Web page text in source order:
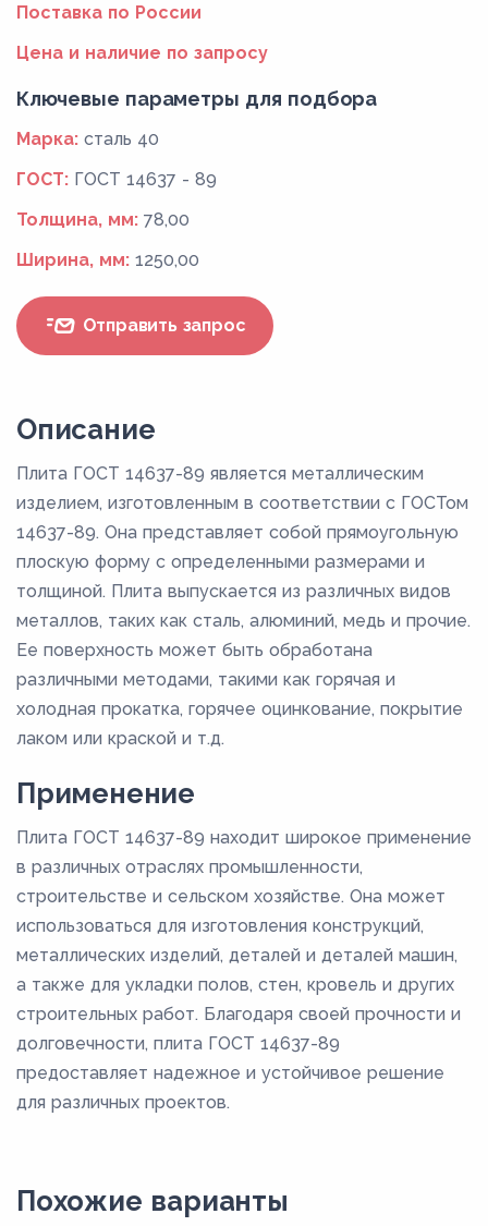
Поставка по России
Цена и наличие по запросу
Ключевые параметры для подбора
Марка: сталь 40
ГОСТ: ГОСТ 14637 - 89
Толщина, мм: 78,00
Ширина, мм: 1250,00
Отправить запрос
Описание
Плита ГОСТ 14637-89 является металлическим
изделием, изготовленным в соответствии с ГОСТом
14637-89. Она представляет собой прямоугольную
плоскую форму с определенными размерами и
толщиной. Плита выпускается из различных видов
металлов, таких как сталь, алюминий, медь и прочие.
Ее поверхность может быть обработана
различными методами, такими как горячая и
холодная прокатка, горячее оцинкование, покрытие
лаком или краской и т.д.
Применение
Плита ГОСТ 14637-89 находит широкое применение
в различных отраслях промышленности,
строительстве и сельском хозяйстве. Она может
использоваться для изготовления конструкций,
металлических изделий, деталей и деталей машин,
а также для укладки полов, стен, кровель и других
строительных работ. Благодаря своей прочности и
долговечности, плита ГОСТ 14637-89
предоставляет надежное и устойчивое решение
для различных проектов.
Похожие варианты